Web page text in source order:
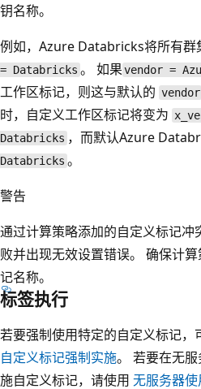
钥名称。
例如，Azure Databricks将所有群
= Databricks 。 如果 vendor =
工作区标记，则这与默认的 vendor
时，自定义工作区标记将变为
Databricks ，而默认Azure
Databricks 。
警告
通过计算策略添加的自定义标记
败并出现无效设置错误。 确保计
记名称。
标签执行
若要强制使用特定的自定义标记，
自定义标记强制实施。 若要在无
施自定义标记，请使用 无服务器